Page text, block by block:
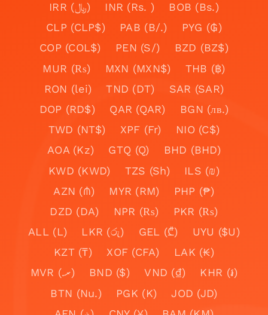
IRR (﷼)
INR (Rs. )
BOB (Bs.)
CLP (CLP$)
PAB (B/.)
PYG (₲)
COP (COL$)
PEN (S/)
BZD (BZ$)
MUR (₨)
MXN (MXN$)
THB (฿)
RON (lei)
TND (DT)
SAR (SAR)
DOP (RD$)
QAR (QAR)
BGN (лв.)
TWD (NT$)
XPF (Fr)
NIO (C$)
AOA (Kz)
GTQ (Q)
BHD (BHD)
KWD (KWD)
TZS (Sh)
ILS (₪)
AZN (₼)
MYR (RM)
PHP (₱)
DZD (DA)
NPR (₨)
PKR (₨)
ALL (L)
LKR (රු) GEL (₾)
UYU ($U)
KZT (₸)
XOF (CFA)
LAK (₭)
MVR (.ރ)
BND ($) VND (₫)
KHR (៛)
BTN (Nu.)
PGK (K)
JOD (JD)